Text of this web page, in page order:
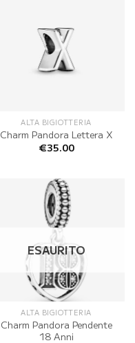
ALTA BIGIOTTERIA
Charm Pandora Lettera X
€35.00
ESAURITO
ALTA BIGIOTTERIA
Charm Pandora Pendente
18 Anni